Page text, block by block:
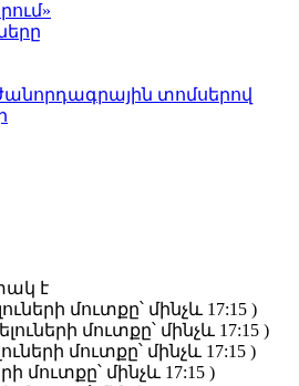
տոմսերով
է
մուտքը՝ մինչև 17:15 )
մուտքը՝ մինչև 17:15 )
մուտքը՝ մինչև 17:15 )
մուտքը՝ մինչև 17:15 )